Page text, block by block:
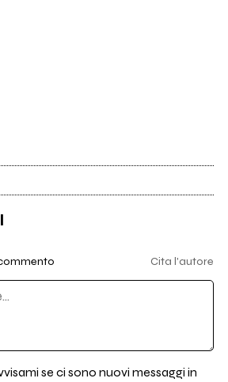
Cita l'autore
se ci sono nuovi messaggi in